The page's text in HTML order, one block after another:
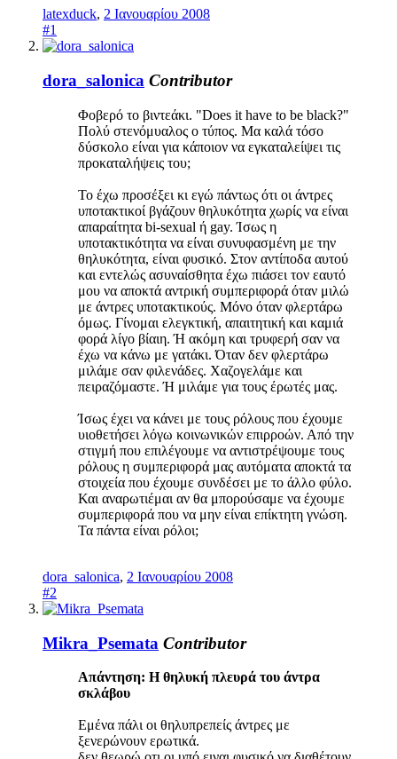
latexduck, 2 Ιανουαρίου 2008
#1
dora_salonica Contributor
Φοβερό το βιντεάκι. "Does it have to be black?"
Πολύ στενόμυαλος ο τύπος. Μα καλά τόσο
δύσκολο είναι για κάποιον να εγκαταλείψει τις
προκαταλήψεις του;
Το έχω προσέξει κι εγώ πάντως ότι οι άντρες
υποτακτικοί βγάζουν θηλυκότητα χωρίς να είναι
απαραίτητα bi-sexual ή gay. Ίσως η
υποτακτικότητα να είναι συνυφασμένη με την
θηλυκότητα, είναι φυσικό. Στον αντίποδα αυτού
και εντελώς ασυναίσθητα έχω πιάσει τον εαυτό
μου να αποκτά αντρική συμπεριφορά όταν μιλώ
με άντρες υποτακτικούς. Μόνο όταν φλερτάρω
όμως. Γίνομαι ελεγκτική, απαιτητική και καμιά
φορά λίγο βίαιη. Ή ακόμη και τρυφερή σαν να
έχω να κάνω με γατάκι. Όταν δεν φλερτάρω
μιλάμε σαν φιλενάδες. Χαζογελάμε και
πειραζόμαστε. Ή μιλάμε για τους έρωτές μας.
Ίσως έχει να κάνει με τους ρόλους που έχουμε
υιοθετήσει λόγω κοινωνικών επιρροών. Από την
στιγμή που επιλέγουμε να αντιστρέψουμε τους
ρόλους η συμπεριφορά μας αυτόματα αποκτά τα
στοιχεία που έχουμε συνδέσει με το άλλο φύλο.
Και αναρωτιέμαι αν θα μπορούσαμε να έχουμε
συμπεριφορά που να μην είναι επίκτητη γνώση.
Τα πάντα είναι ρόλοι;
dora_salonica, 2 Ιανουαρίου 2008
#2
Mikra_Psemata Contributor
Απάντηση: H θηλυκή πλευρά του άντρα
σκλάβου
Εμένα πάλι οι θηλυπρεπείς άντρες με
ξενερώνουν ερωτικά.